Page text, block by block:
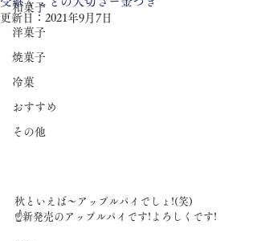
和菓子
洋菓子
焼菓子
冷菓
おすすめ
その他
更新日： 2021年9月7日
秋といえば〜アップルパイでしょ!(笑)
☝新発売のアップルパイです!よろしくです!